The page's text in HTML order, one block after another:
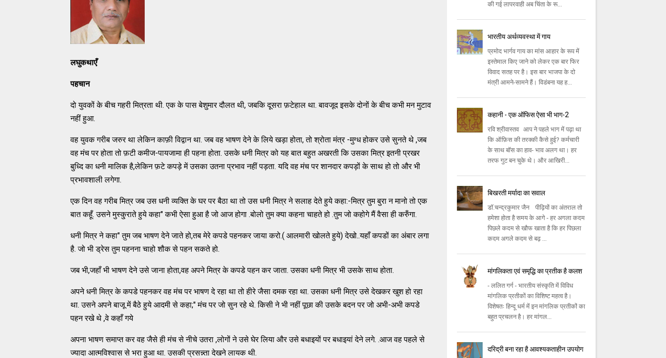
लघुकथाएँ
पहचान
दो युवकों के बीच गहरी मित्रता थी. एक के पास बेशुमार दौलत थी, जबकि दूसरा फ़टेहाल था. बावजूद इसके दोनों के बीच कभी मन मुटाव
नहीं हुआ.
वह युवक गरीब जरुर था लेकिन काफ़ी विद्वान था. जब वह भाषण देने के लिये खड़ा होता, तो श्रोता मंत्र -मुग्ध होकर उसे सुनते थे ,जब
वह मंच पर होता तो फ़टी कमीज-पायजामा ही पहना होता. उसके धनी मित्र को यह बात बहुत अखरती कि उसका मित्र इतनी प्रखर
बुध्दि का धनी मालिक है,लेकिन फ़टे कपड़े में उसका उतना प्रभाव नहीं पड़ता. यदि वह मंच पर शानदार कपड़ों के साथ हो तो और भी
प्रभावशाली लगेगा.
एक दिन वह गरीब मित्र जब उस धनी व्यक्ति के घर पर बैठा था तो उस धनी मित्र ने सलाह देते हुये कहा:-मित्र तुम बुरा न मानो तो एक
बात कहूँ. उसने मुस्कु्राते हुये कहा" कभी ऐसा हुआ है जो आज होगा .बोलो तुम क्या कहना चाहते हो .तुम जो कहोगे मैं वैसा ही करुँगा.
धनी मित्र ने कहा" तुम जब भाषण देने जाते हो,तब मेरे कपडे पहनकर जाया करो.( आलमारी खोलते हुये) देखो..यहाँ कपडों का अंबार लगा
है. जो भी ड्रेस तुम पहनना चाहो शौक से पहन सकते हो.
जब भी,जहाँ भी भाषण देने उसे जाना होता,वह अपने मित्र के कपडे पहन कर जाता. उसका धनी मित्र भी उसके साथ होता.
अपने धनी मित्र के कपडे पहनकर वह मंच पर भाषण दे रहा था तो हीरे जैसा दमक रहा था. उसका धनी मित्र उसे देखकर खुश हो रहा
था. उसने अपने बाजू में बैठे हुये आदमी से कहा;" मंच पर जो सुन रहे थे. किसी ने भी नहीं पूछा की उसके बदन पर जो अभी-अभी कपडे
पहन रखे थे ,वे कहाँ गये
अपना भाषण समाप्त कर वह जैसे ही मंच से नीचे उतरा ,लोगों ने उसे घेर लिया और उसे बधाइयों पर बधाइयां देने लगे. .आज वह पहले से
ज्यादा आत्मविश्वास से भरा हुआ था. उसकी प्रसन्न्ता देखने लायक थी.
की गई लापरवाही अब चिंता के रू...
भारतीय अर्थव्यवस्था में गाय
प्रमोद भार्गव गाय का मांस आहार के रूप में
इस्तेमाल किए जाने को लेकर एक बार फिर
विवाद सतह पर है। इस बार भाजपा के दो
मंत्री आमने-सामने हैं। विडंबना यह ह...
कहानी - एक ऑफिस ऐसा भी भाग-2
रवि श्रीवास्तव आप ने पहले भाग में पढ़ा था
कि ऑफ़िस की तरक्की कैसे हुई? कर्मचारी
के साथ बॉस का हाव- भाव अलग था। हर
तरफ गुट बन चुके थे। और आखिरी...
बिखरती मर्यादा का सवाल
डॉ.चन्द्रकुमार जैन पीढ़ियों का अंतराल तो
हमेशा होता है समय के आगे - हर अगला कदम
पिछले कदम से खौफ खाता है कि हर पिछला
कदम अगले कदम से बढ़ ...
मांगलिकता एवं समृद्धि का प्रतीक है कलश
- ललित गर्ग - भारतीय संस्कृति में विविध
मांगलिक प्रतीकों का विशिष्ट महत्व है।
विशेषतः हिन्दू धर्म में इन मांगलिक प्रतीकों का
बहुत प्रचलन है। हर मांगल...
दरिद्री बना रहा है आवश्यकताहीन उपयोग